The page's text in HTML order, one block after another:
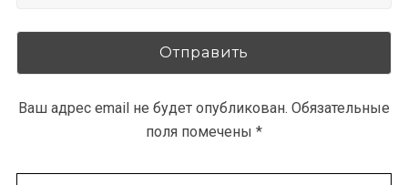
Ваш адрес email не будет опубликован. Обязательные
поля помечены *